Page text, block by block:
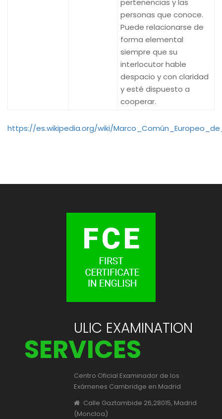
pertenencias y las
personas que conoce.
Puede relacionarse de
forma elemental
siempre que su
interlocutor hable
despacio y con claridad
y esté dispuesto a
cooperar.
https://es.wikipedia.org/wiki/
ULIC EXAMINATION
SERVICES
Centro Oficial Examinador de los
Exámenes Cambridge en Madrid
Calle Gaztambide 26,28015, Madrid
(Moncloa)